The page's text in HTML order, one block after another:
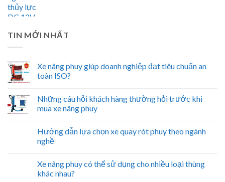
TIN MỚI NHẤT
Xe nâng phuy giúp doanh nghiệp đạt tiêu chuẩn an
toàn ISO?
Những câu hỏi khách hàng thường hỏi trước khi
mua xe nâng phuy
Hướng dẫn lựa chọn xe quay rót phuy theo ngành
nghề
Xe nâng phuy có thể sử dụng cho nhiều loại thùng
khác nhau?